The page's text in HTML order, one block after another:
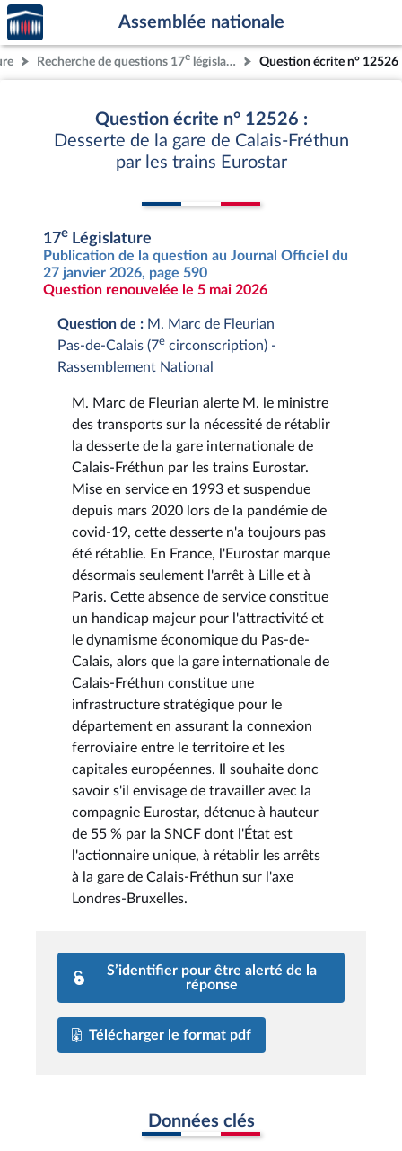
Aller au contenu
Aller en bas de la page
Accèder
à la
page
d'accueil
Assemblée nationale
Recherche de questions 17e législature Question écrite n° 12526
Question écrite n° 12526 :
Desserte de la gare de Calais-Fréthun
par les trains Eurostar
17e Législature
Publication de la question au Journal Officiel du
27 janvier 2026, page 590
Question renouvelée le 5 mai 2026
Question de : M. Marc de Fleurian
Pas-de-Calais (7e circonscription) -
Rassemblement National
M. Marc de Fleurian alerte M. le ministre
des transports sur la nécessité de rétablir
la desserte de la gare internationale de
Calais-Fréthun par les trains Eurostar.
Mise en service en 1993 et suspendue
depuis mars 2020 lors de la pandémie de
covid-19, cette desserte n'a toujours pas
été rétablie. En France, l'Eurostar marque
désormais seulement l'arrêt à Lille et à
Paris. Cette absence de service constitue
un handicap majeur pour l'attractivité et
le dynamisme économique du Pas-de-
Calais, alors que la gare internationale de
Calais-Fréthun constitue une
infrastructure stratégique pour le
département en assurant la connexion
ferroviaire entre le territoire et les
capitales européennes. Il souhaite donc
savoir s'il envisage de travailler avec la
compagnie Eurostar, détenue à hauteur
de 55 % par la SNCF dont l'État est
l'actionnaire unique, à rétablir les arrêts
à la gare de Calais-Fréthun sur l'axe
Londres-Bruxelles.
S’identifier pour être alerté de la
réponse
Télécharger le format pdf
Données clés